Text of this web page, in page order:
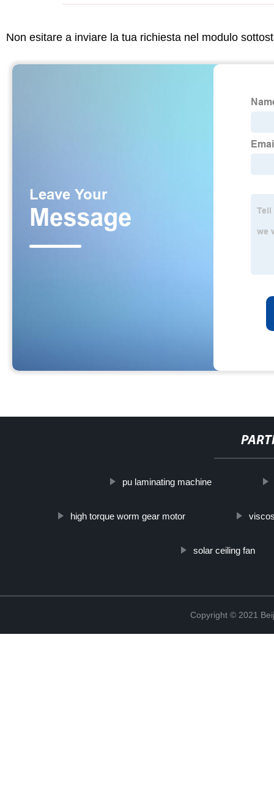
Non esitare a inviare la tua richiesta nel modulo
pu laminating machine
high torque worm gear motor
solar ceiling fan
Copyright © 2021